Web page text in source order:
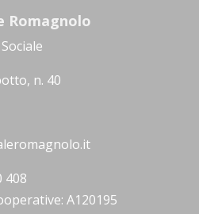
Romagnolo
n. 40
408
A120195